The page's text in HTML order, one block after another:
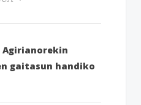
gaitasun handiko